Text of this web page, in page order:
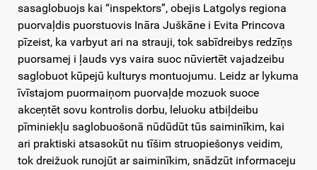
sasaglobuojs kai “inspektors”, obejis Latgolys regiona
puorvaļdis puorstuovis Ināra Juškāne i Evita Princova
pīzeist, ka varbyut ari na strauji, tok sabīdreibys redzīņs
puorsamej i ļauds vys vaira suoc nūviertēt vajadzeibu
saglobuot kūpejū kulturys montuojumu. Leidz ar lykuma
īvīstajom puormaiņom puorvaļde mozuok suoce
akceņtēt sovu kontrolis dorbu, leluoku atbiļdeibu
pīminiekļu saglobuošonā nūdūdūt tūs saiminīkim, kai
ari praktiski atsasokūt nu tīšim struopiešonys veidim,
tok dreižuok runojūt ar saiminīkim, snādzūt informaceju